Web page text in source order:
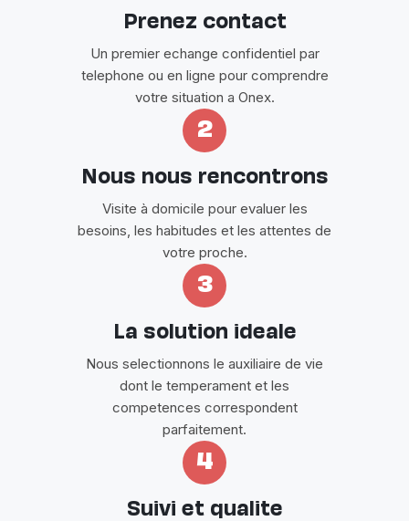
Prenez contact
Un premier echange confidentiel par
telephone ou en ligne pour comprendre
votre situation a Onex.
2
Nous nous rencontrons
Visite à domicile pour evaluer les
besoins, les habitudes et les attentes de
votre proche.
3
La solution ideale
Nous selectionnons le auxiliaire de vie
dont le temperament et les
competences correspondent
parfaitement.
4
Suivi et qualite